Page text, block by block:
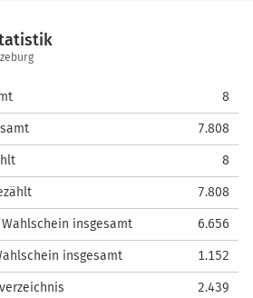
8
7.808
8
7.808
insgesamt 6.656
insgesamt 1.152
2.439